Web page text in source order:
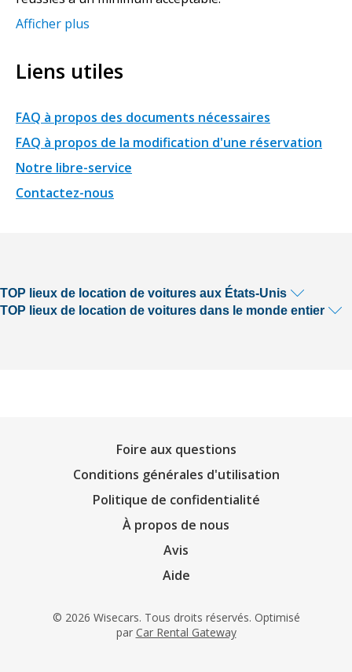
Afficher plus
Liens utiles
FAQ à propos des documents nécessaires
FAQ à propos de la modification d'une réservation
Notre libre-service
Contactez-nous
TOP lieux de location de voitures aux États-Unis
TOP lieux de location de voitures dans le monde entier
Foire aux questions
Conditions générales d'utilisation
Politique de confidentialité
À propos de nous
Avis
Aide
© 2026 Wisecars. Tous droits réservés. Optimisé
par Car Rental Gateway